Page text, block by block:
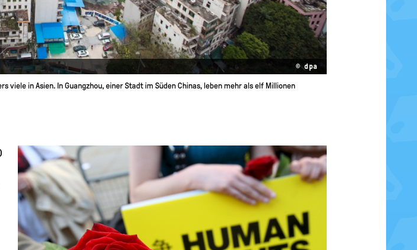
© dpa
in Asien. In Guangzhou, einer Stadt im Süden Chinas, leben mehr als elf Millionen